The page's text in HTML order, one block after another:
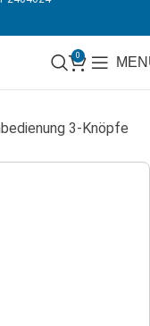
0
3-Knöpfe